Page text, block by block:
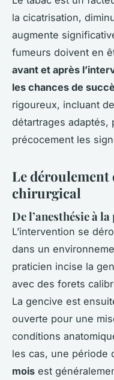
la cicatrisation,
augmente
fumeurs doivent en
avant et après
les chances de
rigoureux, incluant
détartrages adaptés,
précocement les
Le
chirurgical
De l’anesthésie à
L’intervention se
dans un
praticien incise la
avec des forets
La gencive est
ouverte pour une
conditions
les cas, une période
mois est